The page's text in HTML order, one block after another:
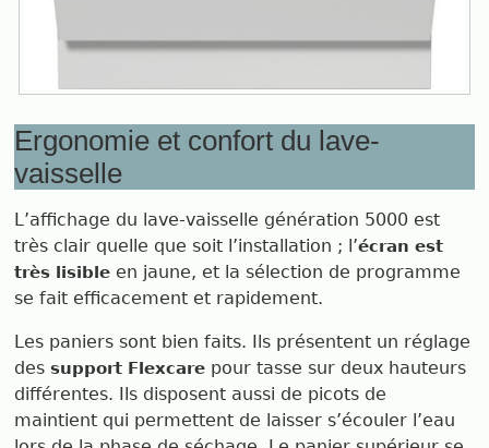
Ergonomie et confort du lave-
vaisselle
L’affichage du lave-vaisselle génération 5000 est
très clair quelle que soit l’installation ; l’écran est
très lisible en jaune, et la sélection de programme
se fait efficacement et rapidement.
Les paniers sont bien faits. Ils présentent un réglage
dessupport Flexcare pour tasse sur deux hauteurs
différentes. Ils disposent aussi de picots de
maintient qui permettent de laisser s’écouler l’eau